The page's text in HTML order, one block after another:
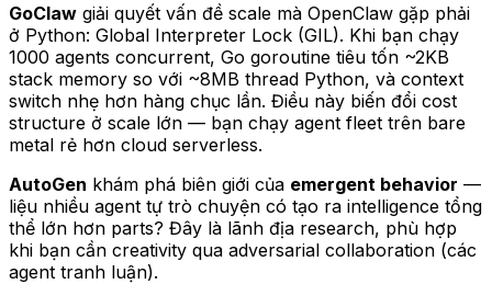
GoClaw giải quyết vấn đề scale mà OpenClaw gặp phải
ở Python: Global Interpreter Lock (GIL). Khi bạn chạy
1000 agents concurrent, Go goroutine tiêu tốn ~2KB
stack memory so với ~8MB thread Python, và context
switch nhẹ hơn hàng chục lần. Điều này biến đổi cost
structure ở scale lớn — bạn chạy agent fleet trên bare
metal rẻ hơn cloud serverless.
AutoGen khám phá biên giới của emergent behavior —
liệu nhiều agent tự trò chuyện có tạo ra intelligence tổng
thể lớn hơn parts? Đây là lãnh địa research, phù hợp
khi bạn cần creativity qua adversarial collaboration (các
agent tranh luận).